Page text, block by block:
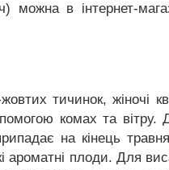
можна в інтернет-
тичинок, жіночі
комах та вітру.
на кінець
ароматні плоди. Для